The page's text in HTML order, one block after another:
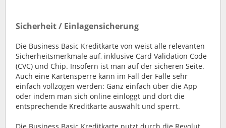
Sicherheit / Einlagensicherung
Die Business Basic Kreditkarte von weist alle relevanten
Sicherheitsmerkmale auf, inklusive Card Validation Code
(CVC) und Chip. Insofern ist man auf der sicheren Seite.
Auch eine Kartensperre kann im Fall der Fälle sehr
einfach vollzogen werden: Ganz einfach über die App
oder indem man sich online einloggt und dort die
entsprechende Kreditkarte auswählt und sperrt.